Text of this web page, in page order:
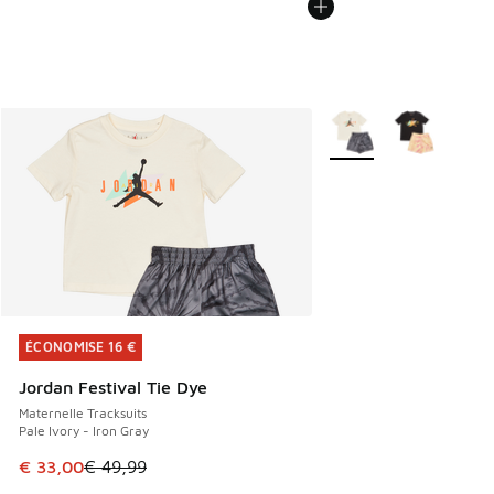
ÉCONOMISE 16 €
Jordan Festival Tie Dye
Maternelle Tracksuits
Pale Ivory - Iron Gray
Cet article est en promotion. Prix en baisse de € 49,99 à
€ 33,00€ 49,99
ÉCONOMISE 16 €
Plus de couleurs